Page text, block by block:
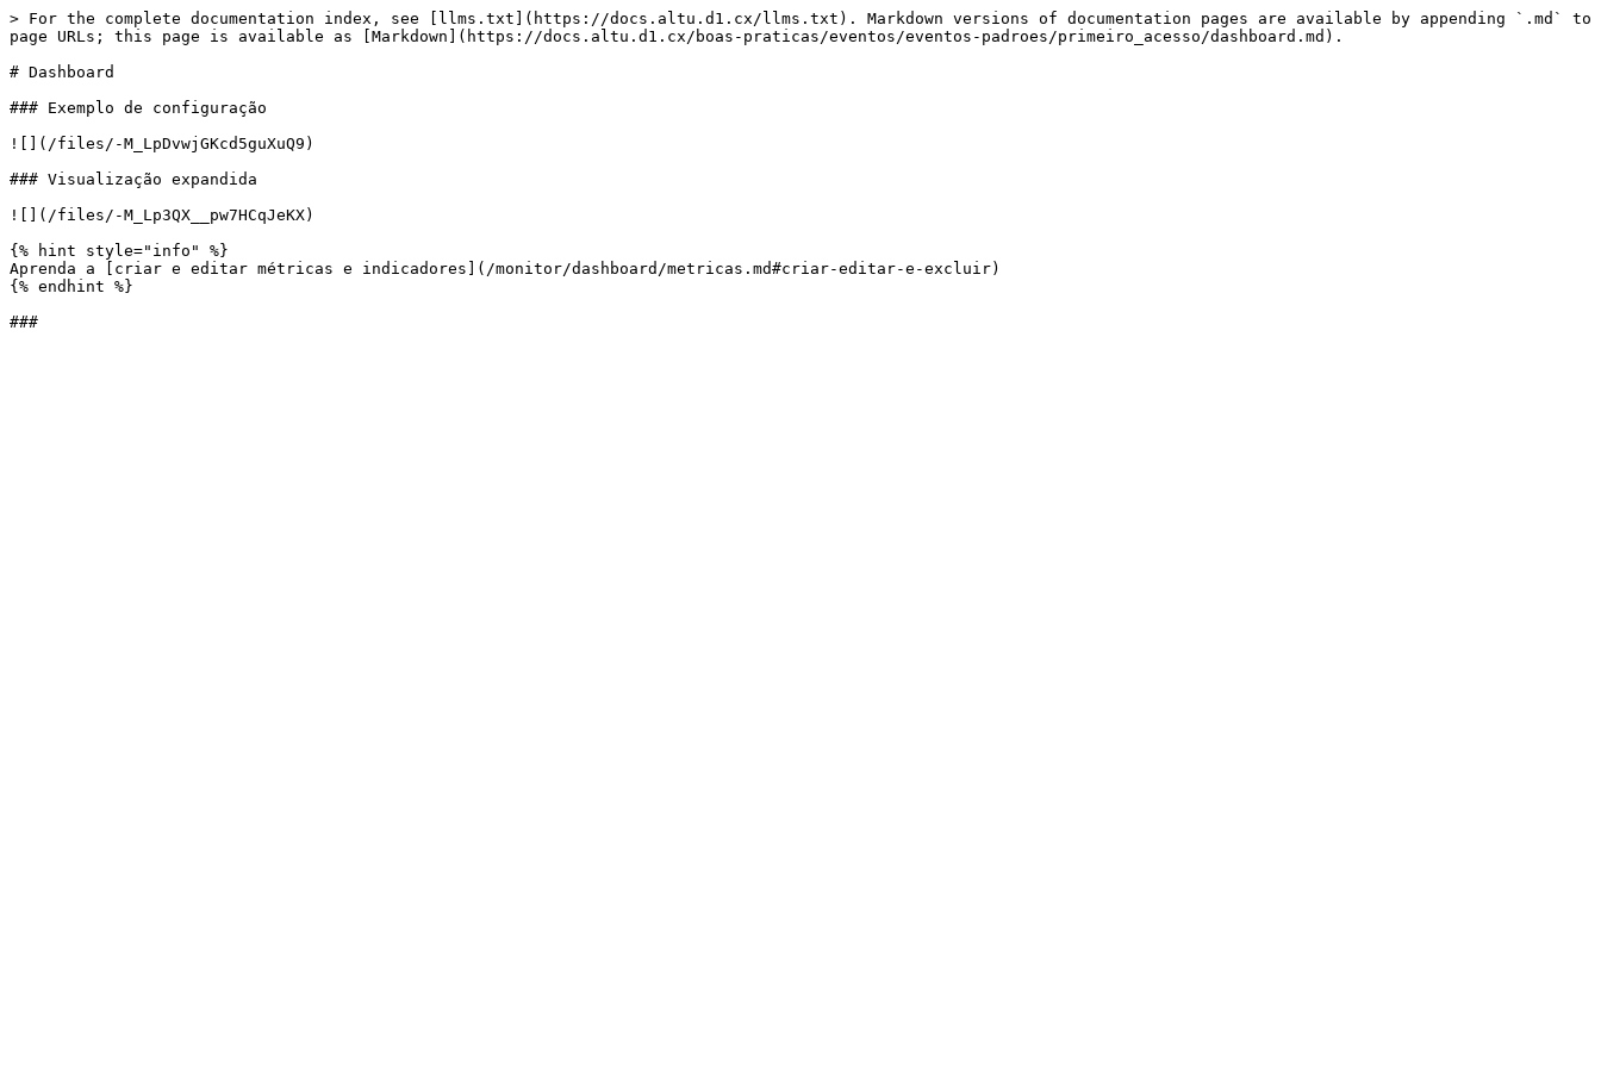
> For the complete documentation index, see [llms.txt](https://docs.altu.d1.cx/llms.txt). Markdown versions of documentation pages are available by appending `.md` to
page URLs; this page is available as [Markdown](https://docs.altu.d1.cx/boas-praticas/eventos/eventos-padroes/primeiro_acesso/dashboard.md).
# Dashboard
### Exemplo de configuração
![](/files/-M_LpDvwjGKcd5guXuQ9)
### Visualização expandida
![](/files/-M_Lp3QX__pw7HCqJeKX)
{% hint style="info" %}
Aprenda a [criar e editar métricas e indicadores](/monitor/dashboard/metricas.md#criar-editar-e-excluir)
{% endhint %}